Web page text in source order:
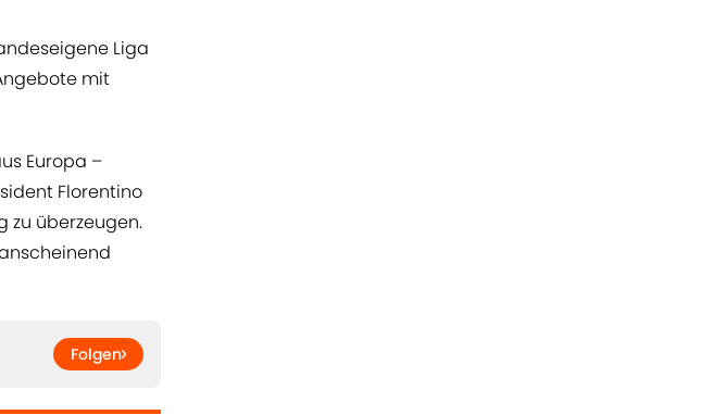
Liga
mit
Europa –
Florentino
zu überzeugen.
Folgen